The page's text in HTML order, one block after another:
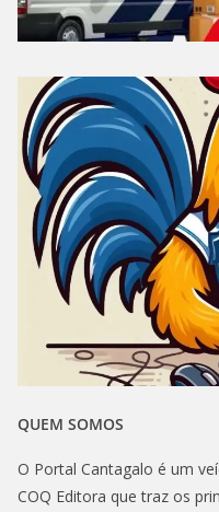
QUEM SOMOS
O Portal Cantagalo é um
COQ Editora que traz os